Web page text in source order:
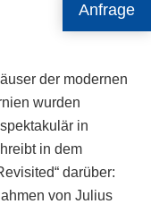
Anfrage
der modernen
wurden
in
in dem
darüber:
von Julius